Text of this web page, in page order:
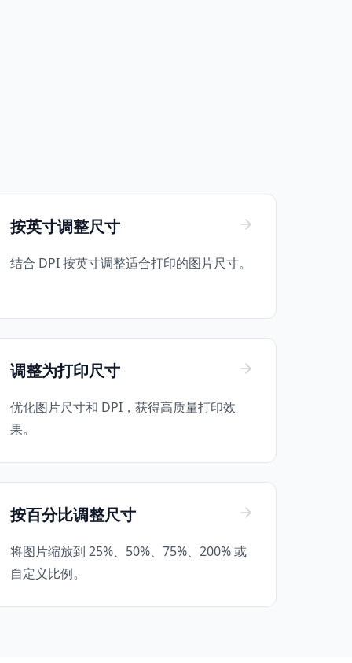
按英寸调整尺寸
结合 DPI 按英寸调整适合打印的图片尺寸。
调整为打印尺寸
优化图片尺寸和 DPI，获得高质量打印效
果。
按百分比调整尺寸
将图片缩放到 25%、50%、75%、200% 或
自定义比例。